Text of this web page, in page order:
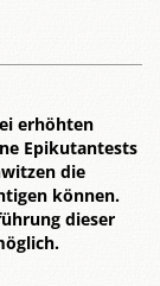
erhöhten
Epikutantests
die
können.
dieser